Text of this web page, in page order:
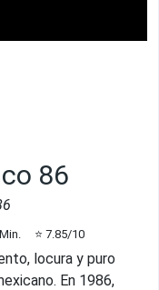
86
Min. ⭐ 7.85/10
locura y puro
En 1986,